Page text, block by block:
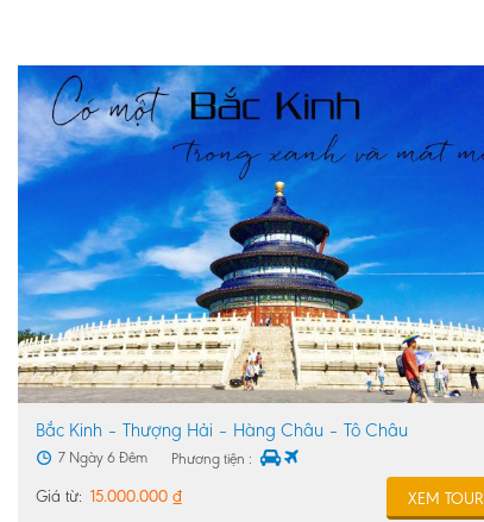
Bắc Kinh – Thượng Hải – Hàng Châu – Tô Châu
7 Ngày 6 Đêm Phương tiện :
Giá từ: 15.000.000 ₫ XEM TOUR